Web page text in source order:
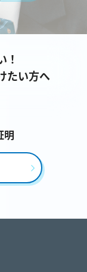
！
たい方へ
明